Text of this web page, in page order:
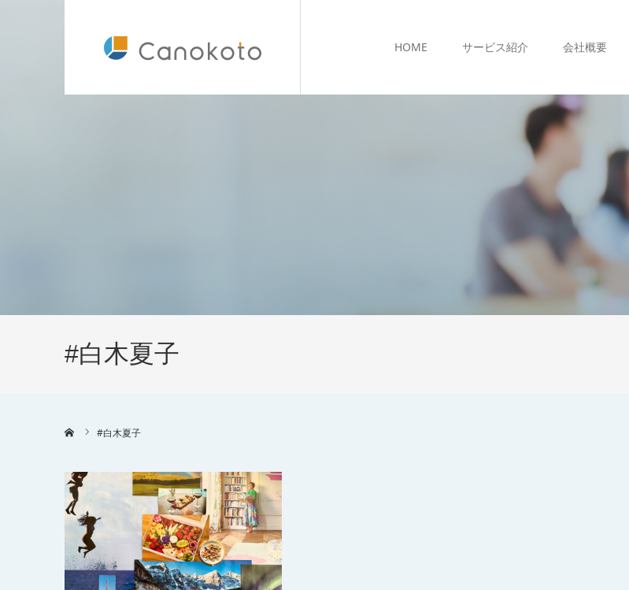
HOME サービス紹介 会社概要
#白木夏子
#白木夏子